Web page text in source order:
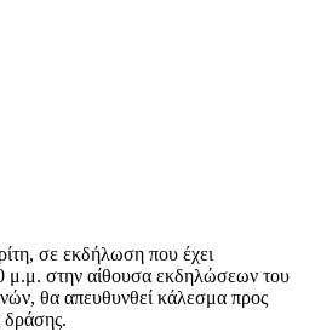
σε εκδήλωση που έχει
μ.μ. στην αίθουσα εκδηλώσεων του
θα απευθυνθεί κάλεσμα προς
δράσης.